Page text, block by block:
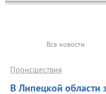
Все новости
В Липецкой области
Происшествия